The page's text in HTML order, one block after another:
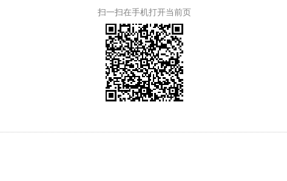
扫一扫在手机打开当前页